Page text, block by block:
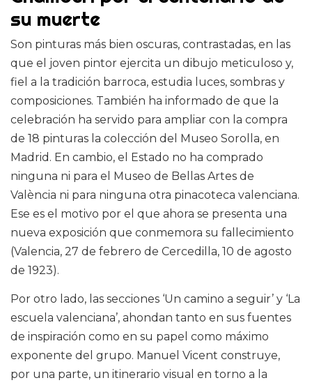
su muerte
Son pinturas más bien oscuras, contrastadas, en las
que el joven pintor ejercita un dibujo meticuloso y,
fiel a la tradición barroca, estudia luces, sombras y
composiciones. También ha informado de que la
celebración ha servido para ampliar con la compra
de 18 pinturas la colección del Museo Sorolla, en
Madrid. En cambio, el Estado no ha comprado
ninguna ni para el Museo de Bellas Artes de
València ni para ninguna otra pinacoteca valenciana.
Ese es el motivo por el que ahora se presenta una
nueva exposición que conmemora su fallecimiento
(Valencia, 27 de febrero de Cercedilla, 10 de agosto
de 1923).
Por otro lado, las secciones ‘Un camino a seguir’ y ‘La
escuela valenciana’, ahondan tanto en sus fuentes
de inspiración como en su papel como máximo
exponente del grupo. Manuel Vicent construye,
por una parte, un itinerario visual en torno a la